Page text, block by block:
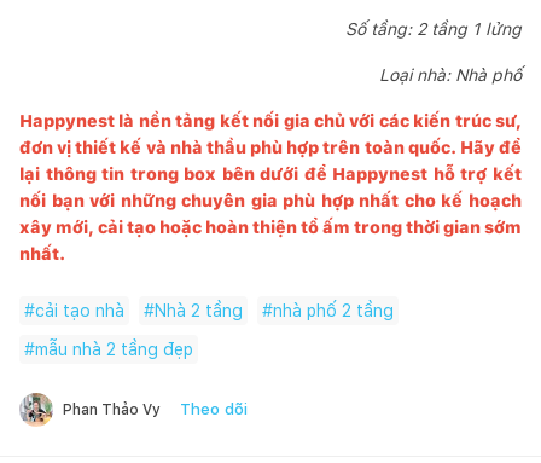
Số tầng: 2 tầng 1 lửng
Loại nhà: Nhà phố
Happynest là nền tảng kết nối gia chủ với các kiến trúc sư,
đơn vị thiết kế và nhà thầu phù hợp trên toàn quốc. Hãy để
lại thông tin trong box bên dưới để Happynest hỗ trợ kết
nối bạn với những chuyên gia phù hợp nhất cho kế hoạch
xây mới, cải tạo hoặc hoàn thiện tổ ấm trong thời gian sớm
nhất.
#cải tạo nhà #Nhà 2 tầng #nhà phố 2 tầng
#mẫu nhà 2 tầng đẹp
Phan Thảo Vy Theo dõi